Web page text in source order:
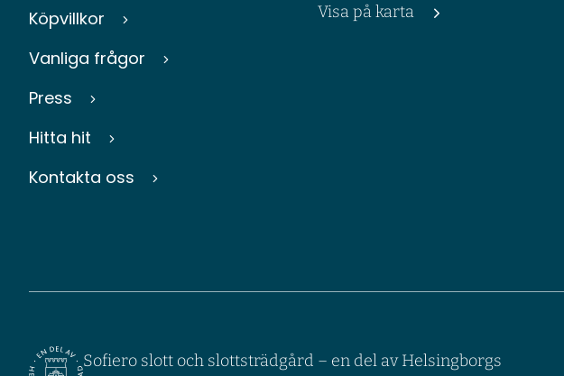
Köpvillkor
Vanliga frågor
Press
Hitta hit
Kontakta oss
Visa på karta
Sofiero slott och slottsträdgård – en del av Helsingborgs